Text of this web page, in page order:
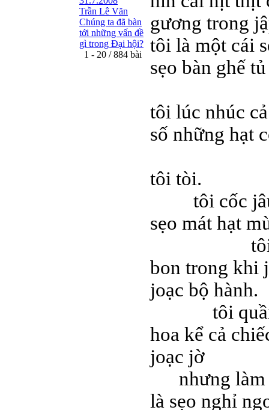
Trần Lê Văn
Chúng ta đã bàn
tới những vấn đề
gì trong Đại hội?
1 - 20 / 884 bài
gương trong
tôi là một cái
sẹo bàn ghế
tôi lúc nhúc
số những hạt
tôi tòi.
tôi cốc jâu
sẹo mát hạt
tôi chiếc
bon trong khi
joạc bộ hành.
tôi quần
hoa kể cả
joạc jờ
nhưng làm
là sẹo nghỉ